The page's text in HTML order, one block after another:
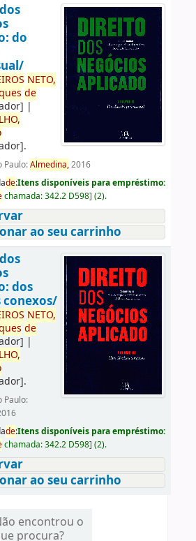
do
IROS NETO,
de
|
.
Paulo:Almedina,2016
de:Itens disponíveis para empréstimo:
chamada:342.2 D598] (2).
ao seu carrinho
dos
IROS NETO,
de
|
.
Paulo:
de:Itens disponíveis para empréstimo:
chamada:342.2 D598] (2).
ao seu carrinho
encontrou o
procura?